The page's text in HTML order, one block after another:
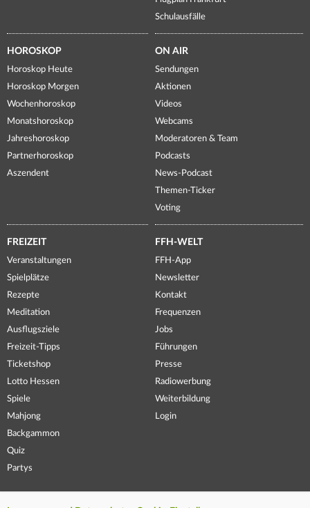
Schulausfälle
HOROSKOP
Horoskop Heute
Horoskop Morgen
Wochenhoroskop
Monatshoroskop
Jahreshoroskop
Partnerhoroskop
Aszendent
ON AIR
Sendungen
Aktionen
Videos
Webcams
Moderatoren & Team
Podcasts
News-Podcast
Themen-Ticker
Voting
FREIZEIT
Veranstaltungen
Spielplätze
Rezepte
Meditation
Ausflugsziele
Freizeit-Tipps
Ticketshop
Lotto Hessen
Spiele
Mahjong
Backgammon
Quiz
Partys
FFH-WELT
FFH-App
Newsletter
Kontakt
Frequenzen
Jobs
Führungen
Presse
Radiowerbung
Weiterbildung
Login